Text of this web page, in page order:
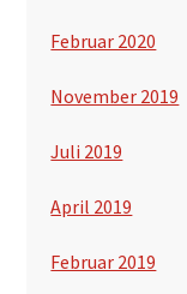
Februar 2020
November 2019
Juli 2019
April 2019
Februar 2019